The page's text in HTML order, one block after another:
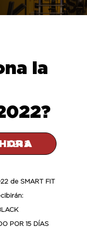
la
de SMART FIT
POR 15 DÍAS